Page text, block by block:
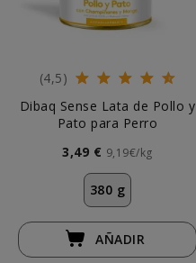
(4,5)
Dibaq Sense Lata de Pollo y
Pato para Perro
3,49 € 9,19€/kg
380 g
AÑADIR